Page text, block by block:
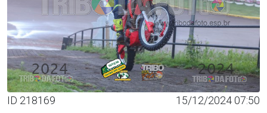
ID 218169 15/12/2024 07:50